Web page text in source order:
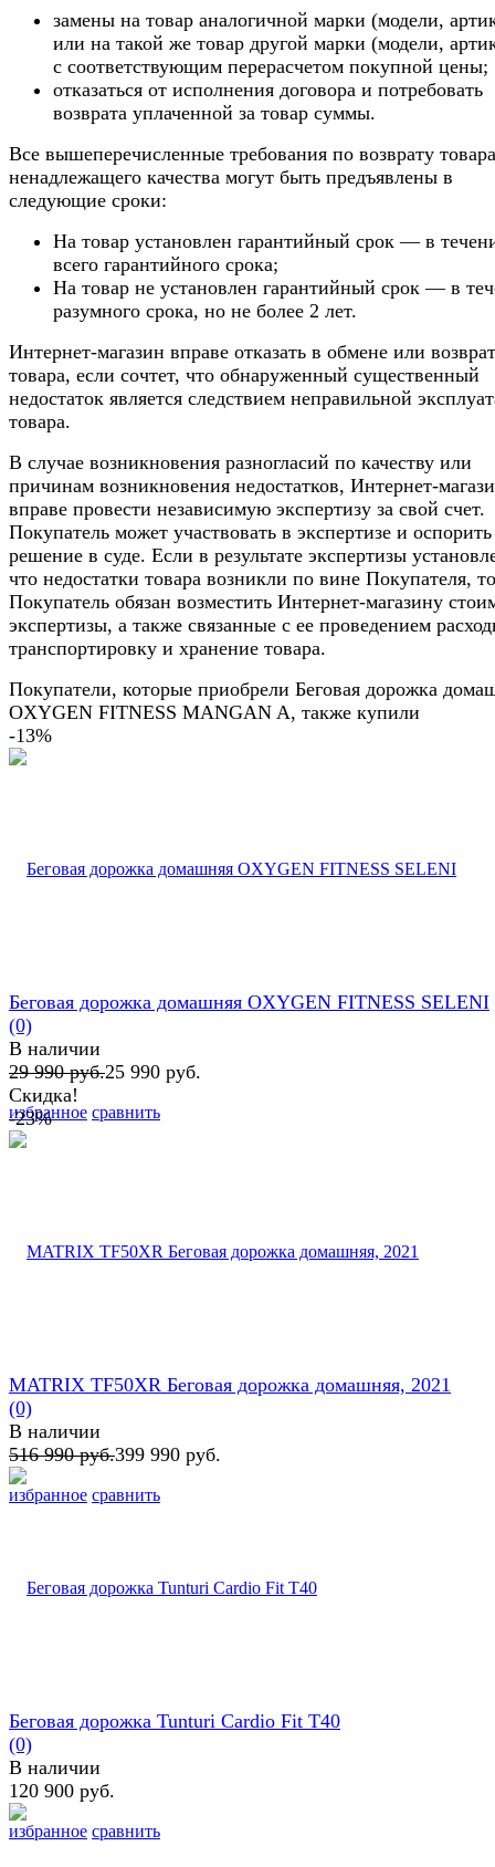
замены на товар аналогичной марки (модели,
или на такой же товар другой марки (модели,
с соответствующим перерасчетом покупной цены;
отказаться от исполнения договора и потребовать
возврата уплаченной за товар суммы.
Все вышеперечисленные требования по возврату товара
ненадлежащего качества могут быть предъявлены в
следующие сроки:
На товар установлен гарантийный срок — в
всего гарантийного срока;
На товар не установлен гарантийный срок — в
разумного срока, но не более 2 лет.
Интернет-магазин вправе отказать в обмене или
товара, если сочтет, что обнаруженный существенный
недостаток является следствием неправильной
товара.
В случае возникновения разногласий по качеству или
причинам возникновения недостатков, Интернет-
вправе провести независимую экспертизу за свой счет.
Покупатель может участвовать в экспертизе и оспорить
решение в суде. Если в результате экспертизы
что недостатки товара возникли по вине Покупателя, то
Покупатель обязан возместить Интернет-магазину
экспертизы, а также связанные с ее проведением
транспортировку и хранение товара.
Покупатели, которые приобрели Беговая дорожка
OXYGEN FITNESS MANGAN A, также купили
-13%
избранное сравнить
Беговая дорожка домашняя OXYGEN FITNESS SELENI
(0)
В наличии
29 990 руб.25 990 руб.
Скидка!
-23%
избранное сравнить
MATRIX TF50XR Беговая дорожка домашняя, 2021
(0)
В наличии
516 990 руб.399 990 руб.
избранное сравнить
Беговая дорожĸа Tunturi Cardio Fit T40
(0)
В наличии
120 900 руб.